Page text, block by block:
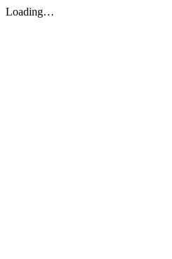
Loading…